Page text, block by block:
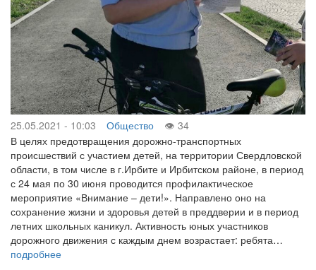
25.05.2021 - 10:03 Общество
34
В целях предотвращения дорожно-транспортных
происшествий с участием детей, на территории Свердловской
области, в том числе в г.Ирбите и Ирбитском районе, в период
с 24 мая по 30 июня проводится профилактическое
мероприятие «Внимание – дети!». Направлено оно на
сохранение жизни и здоровья детей в преддверии и в период
летних школьных каникул. Активность юных участников
дорожного движения с каждым днем возрастает: ребята…
подробнее